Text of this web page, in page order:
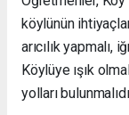
köylünün
arıcılık
Köylüye ışık
yolları